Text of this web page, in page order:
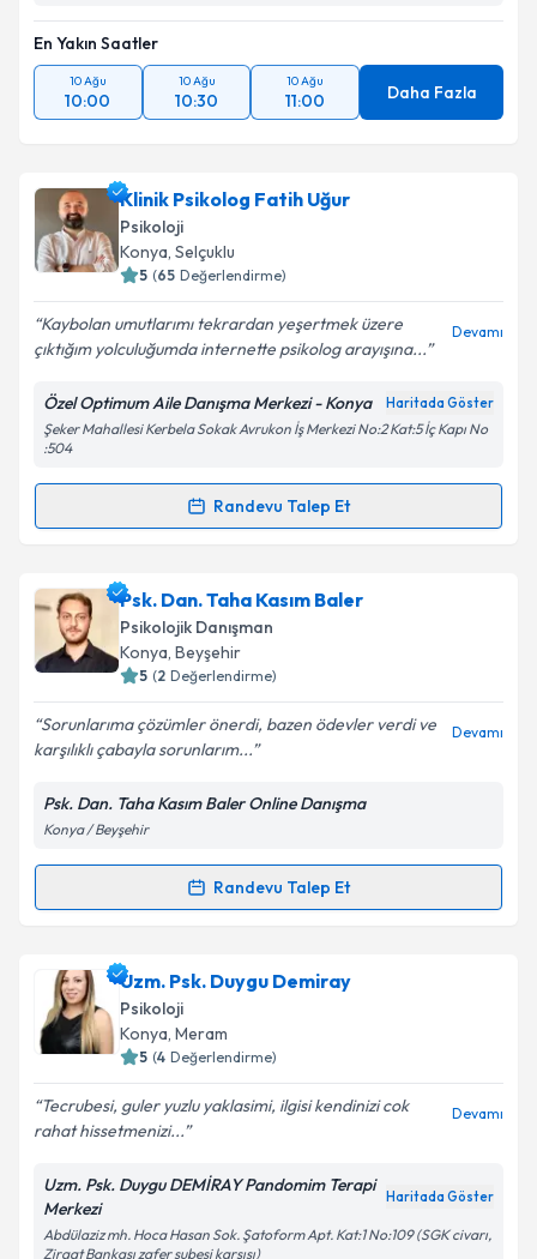
En Yakın Saatler
10 Ağu
10:00
10 Ağu
10:30
10 Ağu
11:00 Daha Fazla
Klinik Psikolog Fatih Uğur
Psikoloji
Konya, Selçuklu
5 (65 Değerlendirme)
Kaybolan umutlarımı tekrardan yeşertmek üzere
çıktığım yolculuğumda internette psikolog arayışına...
Devamı
Özel Optimum Aile Danışma Merkezi - Konya Haritada Göster
Şeker Mahallesi Kerbela Sokak Avrukon İş Merkezi No:2 Kat:5 İç Kapı No
:504
Randevu Talep Et
Randevu Takvimi Talebi
Klinik Psikolog Fatih Uğuriçin randevu takvimi
talebi oluşturun. Size bu uzmandan randevu almanız
için bir takvim hazırlandığında e-posta ile
bilgilendireceğiz.
E-posta Adresiniz
Kişisel verilerimin işlenmesine ilişkin
Metni'ni okudum ve kişisel verilerimin belirtilen
kapsamda işlenmesini kabul ediyorum.
Psk. Dan. Taha Kasım Baler
Psikolojik Danışman
Konya, Beyşehir
5 (2 Değerlendirme)
Sorunlarıma çözümler önerdi, bazen ödevler verdi ve
karşılıklı çabayla sorunlarım...
Devamı
Psk. Dan. Taha Kasım Baler Online Danışma
Konya / Beyşehir
Randevu Talep Et
Randevu Takvimi Talebi
Psk. Dan. Taha Kasım Baleriçin randevu takvimi
talebi oluşturun. Size bu uzmandan randevu almanız
için bir takvim hazırlandığında e-posta ile
bilgilendireceğiz.
E-posta Adresiniz
Metni'ni okudum ve kişisel verilerimin belirtilen
Uzm. Psk. Duygu Demiray
Psikoloji
Konya, Meram
5 (4 Değerlendirme)
Tecrubesi, guler yuzlu yaklasimi, ilgisi kendinizi cok
rahat hissetmenizi...
Devamı
Uzm. Psk. Duygu DEMİRAY Pandomim Terapi
Merkezi
Haritada Göster
Abdülaziz mh. Hoca Hasan Sok. Şatoform Apt. Kat:1 No:109 (SGK civarı,
Ziraat Bankası zafer şubesi karşısı)